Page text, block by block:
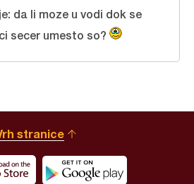
da li moze u vodi dok se
secer umesto so?
stranice